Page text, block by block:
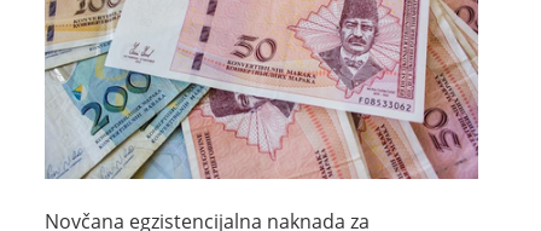
Novčana egzistencijalna naknada za